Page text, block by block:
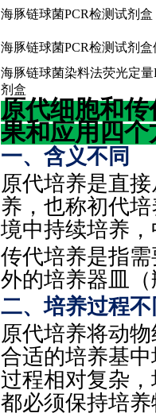
海豚链球菌PCR检测试剂盒
海豚链球菌PCR检测试剂盒
海豚链球菌染料法荧光定量
剂盒
原代细胞和
果和应用四
一、含义不同
原代培养是直
养，也称初代
境中持续培养
传代培养是指
外的培养器皿
二、培养过程不
原代培养将动
合适的培养基
过程相对复杂
都必须保持培